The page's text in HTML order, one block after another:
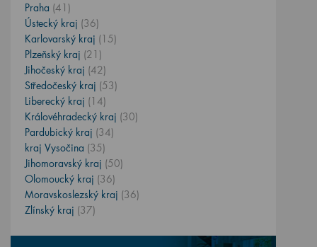
Praha (41)
Ústecký kraj (36)
Karlovarský kraj (15)
Plzeňský kraj (21)
Jihočeský kraj (42)
Středočeský kraj (53)
Liberecký kraj (14)
Královéhradecký kraj (30)
Pardubický kraj (34)
kraj Vysočina (35)
Jihomoravský kraj (50)
Olomoucký kraj (36)
Moravskoslezský kraj (36)
Zlínský kraj (37)